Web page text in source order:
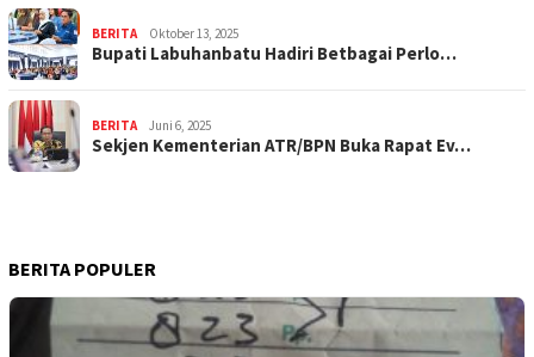
BERITA Oktober 13, 2025
Bupati Labuhanbatu Hadiri Betbagai Perlo…
BERITA Juni 6, 2025
Sekjen Kementerian ATR/BPN Buka Rapat Ev…
BERITA POPULER